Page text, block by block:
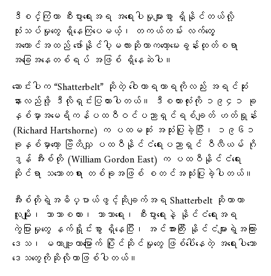
ဒီစင်္ကြံဟာ စီးပွားရေးအရ အရေးပါမှုများစွာ ရှိနိုင်တယ်လို့
သုံးသပ်မှုတွေ ရှိနေကြပေမယ့်၊ တကယ်တမ်း လက်တွေ့
အကောင်အထည် ဖော်နိုင်ပါ့မလားဆိုတာကတော့မေးခွန်းထုတ်စရာ
အခြေအနေတစ်ရပ် အဖြစ် ရှိနေဆဲပါ။
ဆောင်းပါက “Shatterbelt” ဆိုတဲ့ ဝေါဟာရဟာရကိုလည်း အရင်ဆုံး
နားလည်ဖို့ ဒီလိုရှင်းပြထားပါတယ်။ ဒီစကားလုံးကို ၁၉၄၁ ခု
နှစ်မှာအမေရိကန်ပထဝီဝင်ပညာရှင်ရစ်ချတ် ဟတ်ရှုန်း
(Richard Hartshorne) က ပထမဆုံး အသုံးပြုခဲ့ပြီး၊ ၁၉၆၁
ခုနှစ်မှာတော့ ဗြိတိသျှ ပထဝီနိုင်ငံရေးပညာရှင် ဝီလီယမ် ဂို
ဒွန် အီးစ်တို (William Gordon East) က ပထဝီနိုင်ငံရေး
ဆိုင်ရာ သဘောတရား တစ်ခုအဖြစ် စတင်အသုံးပြုခဲ့ပါတယ်။
အီးစ်တိုရဲ့အဓိပ္ပာယ်ဖွင့်ဆိုချက်အရ Shatterbelt ဆိုတာဟာ
လူမျိုး၊ ဘာသာစကား၊ ဘာသာရေး၊ စီးပွားရေးနဲ့ နိုင်ငံရေးအရ
ကွဲပြားမှုတွေ နက်ရှိုင်းစွာ ရှိနေပြီး၊ အင်အားကြီး နိုင်ငံများရဲ့အကြား
ဒေသ၊ မဟာဗျူဟာမြောက် ပြိုင်ဆိုင်မှုတွေ ဖြစ်ပေါ်နေတဲ့ အရေးပါသော
ဒေသတွေကိုဆိုလိုတာဖြစ်ပါတယ်။